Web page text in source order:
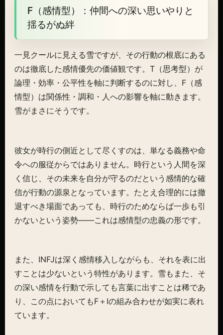
F（感情型）：仲間への深い思いやりと
揺るがぬ絆
一見クールに見える雪ですが、その行動の根底にある
のは徹底した感情優先の価値観です。T（思考型）が
論理・効率・公平性を軸に判断するのに対し、F（感
情型）は関係性・調和・人への影響を軸に動きます。
雪がまさにそうです。
彼女が時行の側近として尽くすのは、単なる義務や命
令への服従からではありません。時行という人間を深
く信じ、その未来を自分が守るのだという感情的な確
信が行動の源泉となっています。たとえ合理的には撤
退すべき場面であっても、時行のためならば一歩も引
かないという姿勢——これは感情型の忠義の形です。
また、INFJは深く感情移入しながらも、それを表に出
すことは少ないという特性があります。雪もまた、そ
の深い感情を行動で示しても言葉に出すことは稀であ
り、この点においてもF＋Iの組み合わせが如実に表れ
ています。